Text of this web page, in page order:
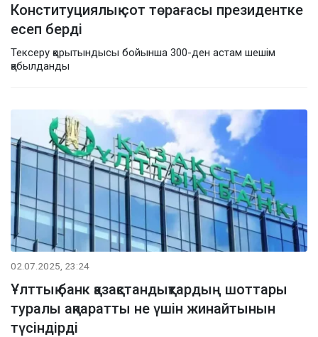
Конституциялық сот төрағасы президентке
есеп берді
Тексеру қорытындысы бойынша 300-ден астам шешім
қабылданды
02.07.2025, 23:24
Ұлттық банк қазақстандықтардың шоттары
туралы ақпаратты не үшін жинайтынын
түсіндірді